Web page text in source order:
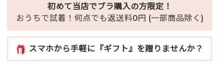
初めて当店でブラ購入の方限定！
おうちで試着！何点でも返送料0円 (一部商品除く)
スマホから手軽に『ギフト』を贈りませんか？